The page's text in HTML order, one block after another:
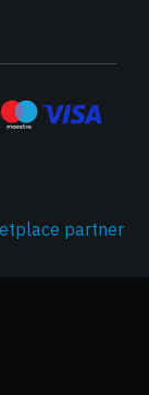
partner